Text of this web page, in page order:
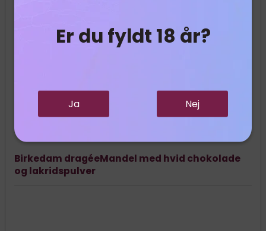
Er du fyldt 18 år?
Ja Nej
Birkedam dragéeMandel med hvid chokolade
og lakridspulver